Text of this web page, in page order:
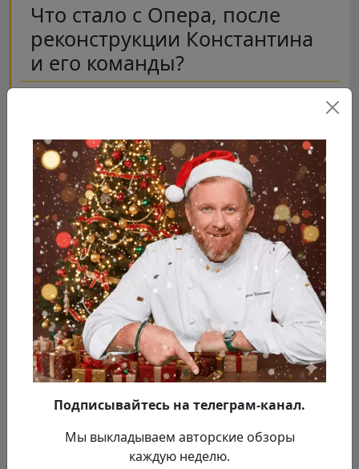
Что стало с Опера, после
реконструкции Константина
и его команды?
ресторану «Опера» театральности. Над сценой
теперь плывут облака, а в сердца гостей
целятся Амуры. С помощью живых растений
Ивлев разделил зал на зоны. А на столах
теперь белые скатерти. Шеф всея Руси отмыл
кухню до блеска и закупил новый инвентарь.
Константин изменил меню, теперь оно
выглядит как ресторанное, а не столовое.
Подписывайтесь на телеграм-канал.
Мы выкладываем авторские обзоры
каждую неделю.